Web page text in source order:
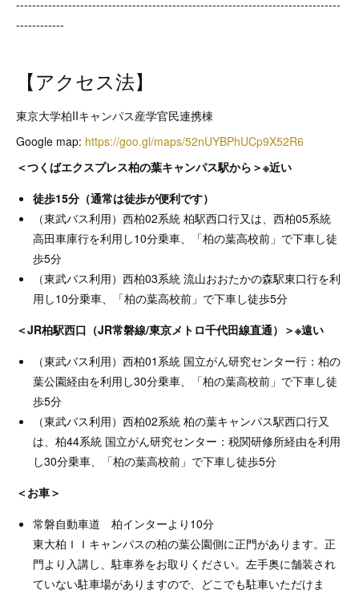
---------------------------------------------------------------------------------
------------
【アクセス法】
東京大学柏IIキャンパス産学官民連携棟
Google map: https://goo.gl/maps/52nUYBPhUCp9X52R6
＜つくばエクスプレス柏の葉キャンパス駅から＞※近い
徒歩15分（通常は徒歩が便利です）
（東武バス利用）西柏02系統 柏駅西口行又は、西柏05系統
高田車庫行を利用し10分乗車、「柏の葉高校前」で下車し徒
歩5分
（東武バス利用）西柏03系統 流山おおたかの森駅東口行を利
用し10分乗車、「柏の葉高校前」で下車し徒歩5分
＜JR柏駅西口（JR常磐線/東京メトロ千代田線直通）＞※遠い
（東武バス利用）西柏01系統 国立がん研究センター行：柏の
葉公園経由を利用し30分乗車、「柏の葉高校前」で下車し徒
歩5分
（東武バス利用）西柏02系統 柏の葉キャンパス駅西口行又
は、柏44系統 国立がん研究センター：税関研修所経由を利用
し30分乗車、「柏の葉高校前」で下車し徒歩5分
＜お車＞
常磐自動車道 柏インターより10分
東大柏ＩＩキャンパスの柏の葉公園側に正門があります。正
門より入講し、駐車券をお取りください。左手奥に舗装され
ていない駐車場がありますので、どこでも駐車いただけま